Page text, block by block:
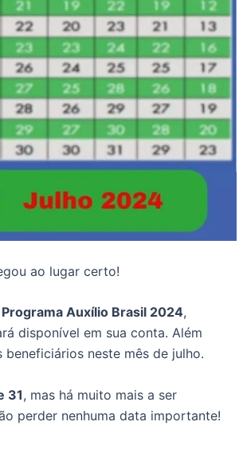
ao lugar certo!
Auxílio Brasil 2024,
disponível em sua conta. Além
neste mês de julho.
31, mas há muito mais a ser
perder nenhuma data importante!